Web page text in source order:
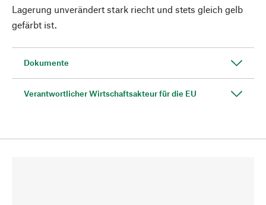
Lagerung unverändert stark riecht und stets gleich gelb
gefärbt ist.
Dokumente
Verantwortlicher Wirtschaftsakteur für die EU